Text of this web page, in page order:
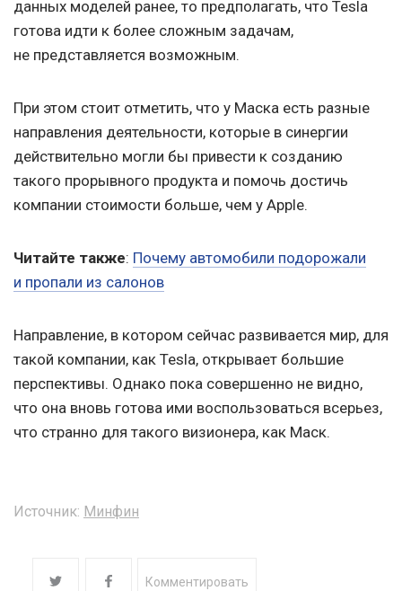
данных моделей ранее, то предполагать, что Tesla
готова идти к более сложным задачам,
не представляется возможным.
При этом стоит отметить, что у Маска есть разные
направления деятельности, которые в синергии
действительно могли бы привести к созданию
такого прорывного продукта и помочь достичь
компании стоимости больше, чем у Apple.
Читайте также: Почему автомобили подорожали
и пропали из салонов
Направление, в котором сейчас развивается мир, для
такой компании, как Tesla, открывает большие
перспективы. Однако пока совершенно не видно,
что она вновь готова ими воспользоваться всерьез,
что странно для такого визионера, как Маск.
Источник: Минфин
Комментировать